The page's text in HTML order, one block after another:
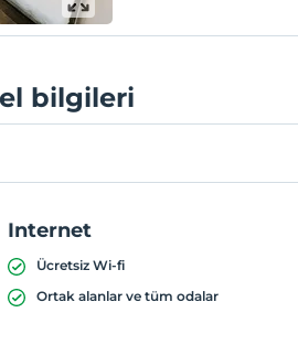
bilgileri
Internet
Ücretsiz Wi-fi
Ortak alanlar ve tüm odalar